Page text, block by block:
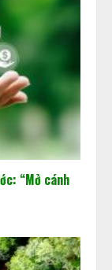
“Mở cánh